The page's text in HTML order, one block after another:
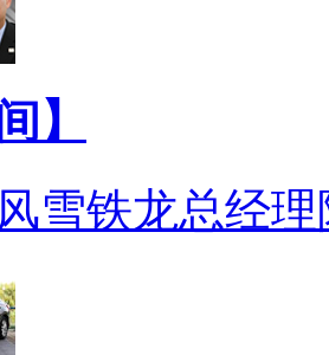
】
雪铁龙总经